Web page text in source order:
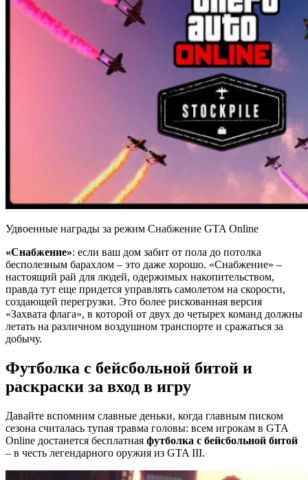
Удвоенные награды за режим Снабжение GTA Online
«Снабжение»: если ваш дом забит от пола до потолка
бесполезным барахлом – это даже хорошо. «Снабжение» –
настоящий рай для людей, одержимых накопительством,
правда тут еще придется управлять самолетом на скорости,
создающей перегрузки. Это более рискованная версия
«Захвата флага», в которой от двух до четырех команд должны
летать на различном воздушном транспорте и сражаться за
добычу.
Футболка с бейсбольной битой и
раскраски за вход в игру
Давайте вспомним славные деньки, когда главным писком
сезона считалась тупая травма головы: всем игрокам в GTA
Online достанется бесплатная футболка с бейсбольной битой
– в честь легендарного оружия из GTA III.